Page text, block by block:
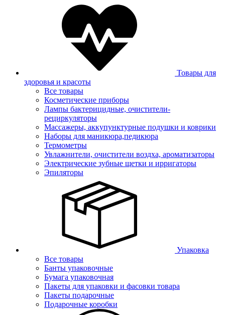
Товары для
здоровья и красоты
Все товары
Косметические приборы
Лампы бактерицидные, очистители-
рециркуляторы
Массажеры, аккупунктурные подушки и коврики
Наборы для маникюра,педикюра
Термометры
Увлажнители, очистители воздха, ароматизаторы
Электрические зубные щетки и ирригаторы
Эпиляторы
Упаковка
Все товары
Банты упаковочные
Бумага упаковочная
Пакеты для упаковки и фасовки товара
Пакеты подарочные
Подарочные коробки